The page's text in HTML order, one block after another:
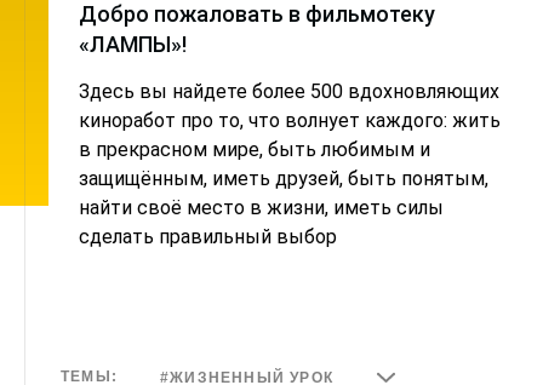
Добро пожаловать в фильмотеку
«ЛАМПЫ»!
Здесь вы найдете более 500 вдохновляющих
киноработ про то, что волнует каждого: жить
в прекрасном мире, быть любимым и
защищённым, иметь друзей, быть понятым,
найти своё место в жизни, иметь силы
сделать правильный выбор
ТЕМЫ: #ЖИЗНЕННЫЙ УРОК